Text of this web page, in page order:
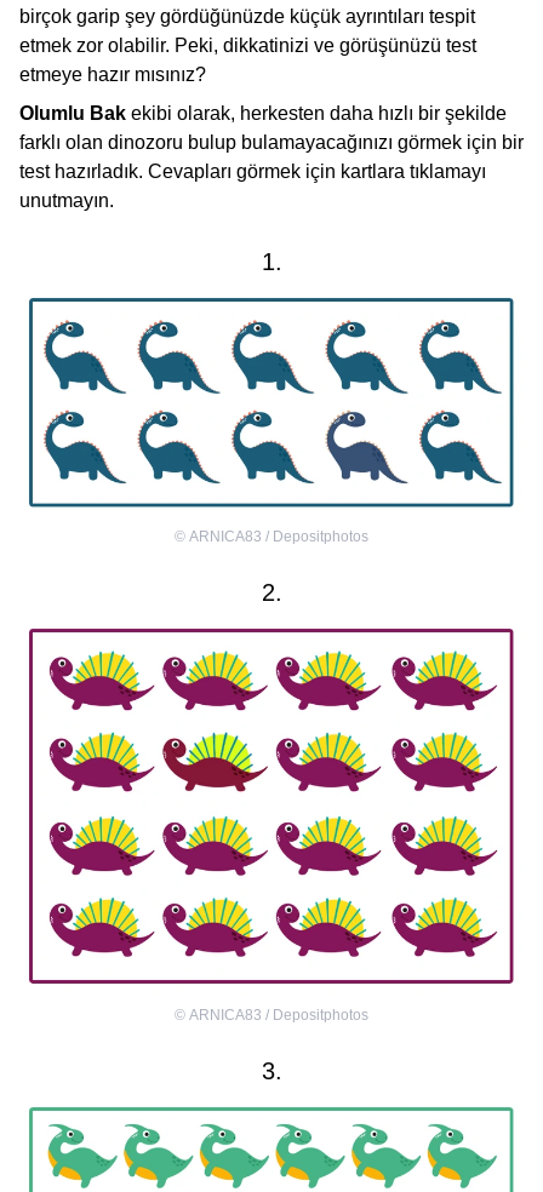
birçok garip şey gördüğünüzde küçük ayrıntıları tespit
etmek zor olabilir. Peki, dikkatinizi ve görüşünüzü test
etmeye hazır mısınız?
Olumlu Bak ekibi olarak, herkesten daha hızlı bir şekilde
farklı olan dinozoru bulup bulamayacağınızı görmek için bir
test hazırladık. Cevapları görmek için kartlara tıklamayı
unutmayın.
1.
© ARNICA83 / Depositphotos
2.
© ARNICA83 / Depositphotos
3.